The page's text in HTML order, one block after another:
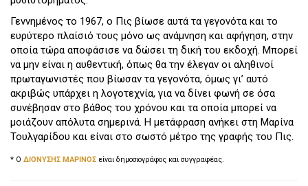
Γεννημένος το 1967, ο Πις βίωσε αυτά τα γεγονότα και το
ευρύτερο πλαίσιό τους μόνο ως ανάμνηση και αφήγηση, στην
οποία τώρα αποφάσισε να δώσει τη δική του εκδοχή. Μπορεί
να μην είναι η αυθεντική, όπως θα την έλεγαν οι αληθινοί
πρωταγωνιστές που βίωσαν τα γεγονότα, όμως γι’ αυτό
ακριβώς υπάρχει η λογοτεχνία, για να δίνει φωνή σε όσα
συνέβησαν στο βάθος του χρόνου και τα οποία μπορεί να
μοιάζουν απόλυτα σημερινά. Η μετάφραση ανήκει στη Μαρίνα
Τουλγαρίδου και είναι στο σωστό μέτρο της γραφής του Πις.
* Ο ΔΙΟΝΥΣΗΣ ΜΑΡΙΝΟΣ είναι δημοσιογράφος και συγγραφέας.